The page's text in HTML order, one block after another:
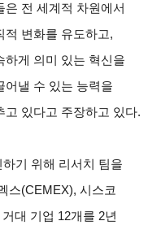
은 전 세계적 차원에서
적 변화를 유도하고,
하게 의미 있는 혁신을
어낼 수 있는 능력을
고 있다고 주장하고 있다.
기 위해 리서치 팀을
스(CEMEX), 시스코
대 기업 12개를 2년